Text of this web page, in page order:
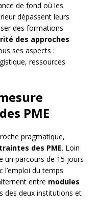
de fond où les
dépassent leurs
des formations
des approches
ses aspects :
ressources
PME
pragmatique,
des PME. Loin
un parcours de 15 jours
l’emploi du temps
entre modules
des deux institutions et